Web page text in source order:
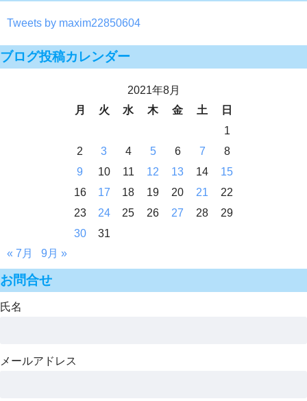
Tweets by maxim22850604
ブログ投稿カレンダー
2021年8月
月
火 水 木 金 土
日
1
2
3 4 5 6 7
8
9
10 11 12 13 14
15
16
17 18 19 20 21
22
23
24 25 26 27 28
29
30
31
« 7月
9月 »
お問合せ
氏名
メールアドレス